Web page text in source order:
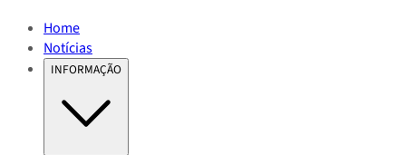
Home
Notícias
INFORMAÇÃO